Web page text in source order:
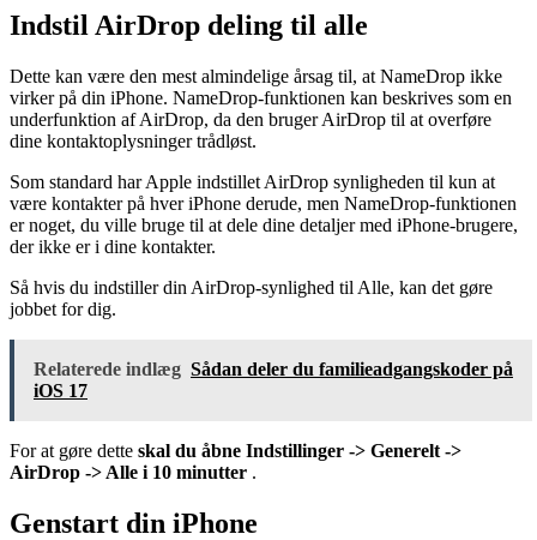
Indstil AirDrop deling til alle
Dette kan være den mest almindelige årsag til, at NameDrop ikke
virker på din iPhone. NameDrop-funktionen kan beskrives som en
underfunktion af AirDrop, da den bruger AirDrop til at overføre
dine kontaktoplysninger trådløst.
Som standard har Apple indstillet AirDrop synligheden til kun at
være kontakter på hver iPhone derude, men NameDrop-funktionen
er noget, du ville bruge til at dele dine detaljer med iPhone-brugere,
der ikke er i dine kontakter.
Så hvis du indstiller din AirDrop-synlighed til Alle, kan det gøre
jobbet for dig.
Relaterede indlæg Sådan deler du familieadgangskoder på
iOS 17
For at gøre dette skal du åbne Indstillinger -> Generelt ->
AirDrop -> Alle i 10 minutter .
Genstart din iPhone